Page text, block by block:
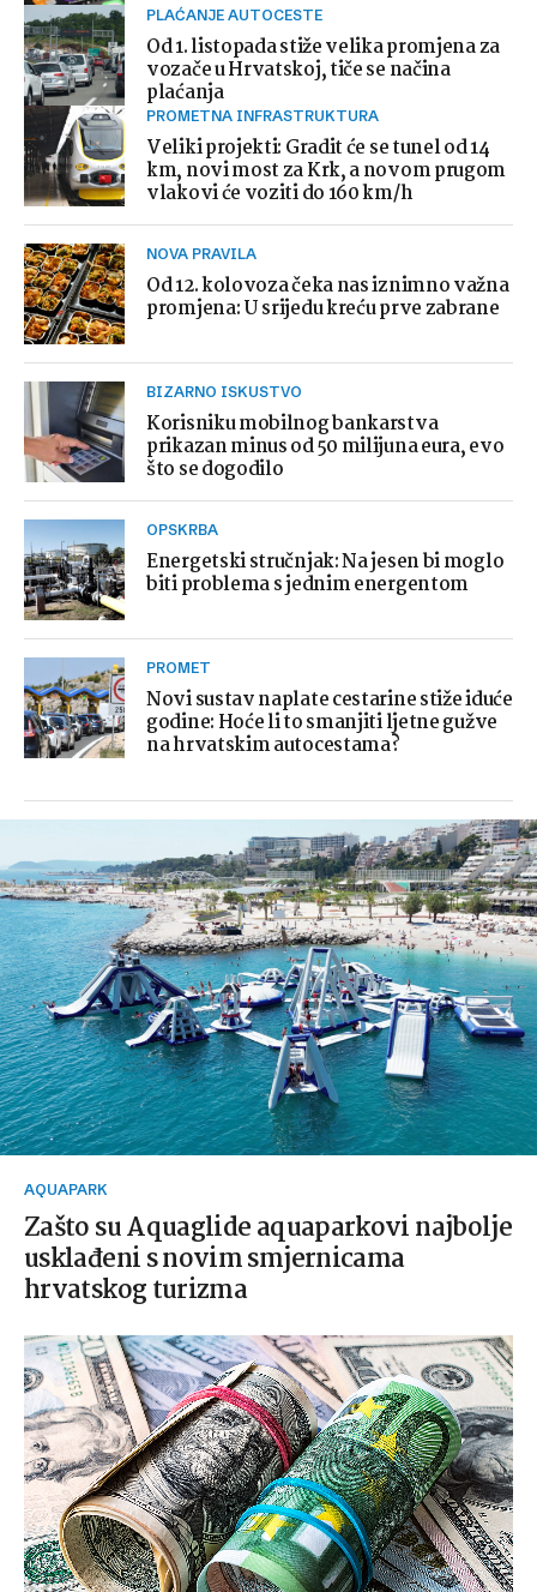
PLAĆANJE AUTOCESTE
Od 1. listopada stiže velika promjena za
vozače u Hrvatskoj, tiče se načina
plaćanja
PROMETNA INFRASTRUKTURA
Veliki projekti: Gradit će se tunel od 14
km, novi most za Krk, a novom prugom
vlakovi će voziti do 160 km/h
NOVA PRAVILA
Od 12. kolovoza čeka nas iznimno važna
promjena: U srijedu kreću prve zabrane
BIZARNO ISKUSTVO
Korisniku mobilnog bankarstva
prikazan minus od 50 milijuna eura, evo
što se dogodilo
OPSKRBA
Energetski stručnjak: Na jesen bi moglo
biti problema s jednim energentom
PROMET
Novi sustav naplate cestarine stiže iduće
godine: Hoće li to smanjiti ljetne gužve
na hrvatskim autocestama?
AQUAPARK
Zašto su Aquaglide aquaparkovi najbolje
usklađeni s novim smjernicama
hrvatskog turizma